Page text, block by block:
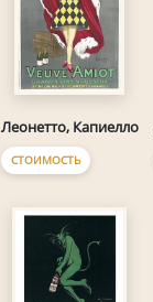
Леонетто, Капиелло
СТОИМОСТЬ